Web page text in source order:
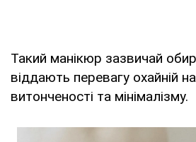
Такий манікюр зазвичай
віддають перевагу охайній
витонченості та мінімалізму.